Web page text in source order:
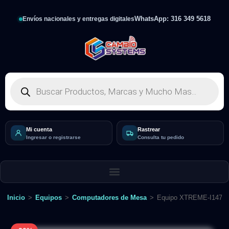
Envíos nacionales y entregas digitalesWhatsApp: 316 349 5618
Mi cuenta
Ingresar o registrarse
Rastrear
Consulta tu pedido
Inicio > Equipos > Computadores de Mesa > Equipo XTREME-I147-